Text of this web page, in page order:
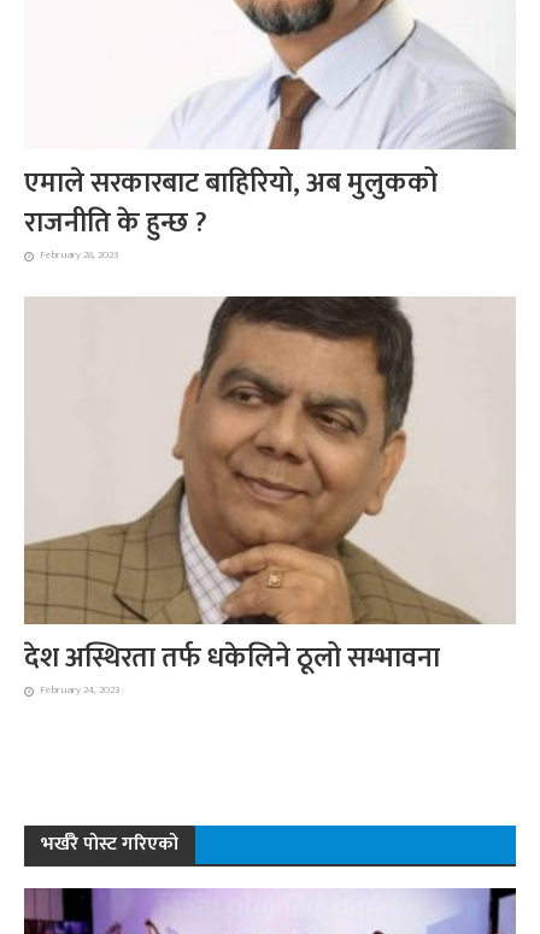
एमाले सरकारबाट बाहिरियो, अब मुलुकको
राजनीति के हुन्छ ?
February 28, 2023
देश अस्थिरता तर्फ धकेलिने ठूलो सम्भावना
February 24, 2023
भर्खरै पोस्ट गरिएको